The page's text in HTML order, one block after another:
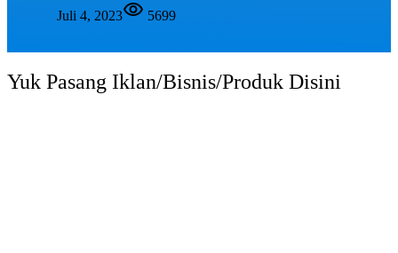
Juli 4, 2023
5699
Yuk Pasang Iklan/Bisnis/Produk Disini